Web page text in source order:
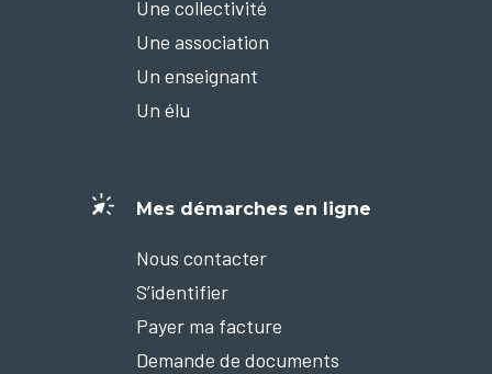
Une collectivité
Une association
Un enseignant
Un élu
Mes démarches en ligne
Nous contacter
S’identifier
Payer ma facture
Demande de documents